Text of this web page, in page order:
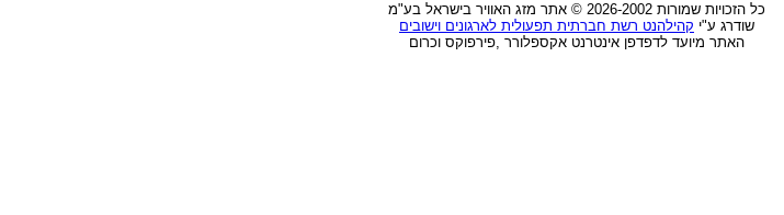
כל הזכויות שמורות 2026-2002 © אתר מזג האוויר בישראל בע"מ
שודרג ע"י קהילהנט רשת חברתית תפעולית לארגונים וישובים
האתר מיועד לדפדפן אינטרנט אקספלורר ,פירפוקס וכרום